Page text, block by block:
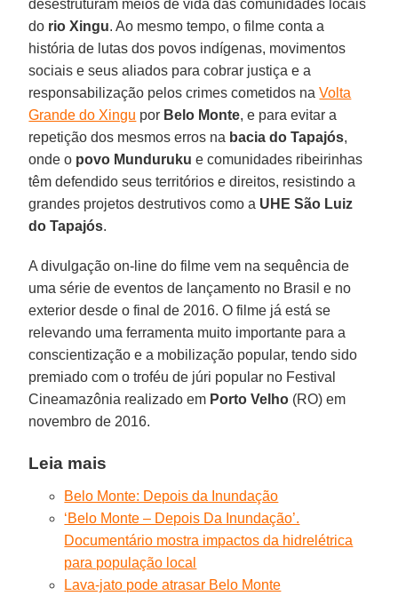
desestruturam meios de vida das comunidades locais
do rio Xingu. Ao mesmo tempo, o filme conta a
história de lutas dos povos indígenas, movimentos
sociais e seus aliados para cobrar justiça e a
responsabilização pelos crimes cometidos naVolta
Grande do Xingu por Belo Monte, e para evitar a
repetição dos mesmos erros na bacia do Tapajós,
onde o povo Munduruku e comunidades ribeirinhas
têm defendido seus territórios e direitos, resistindo a
grandes projetos destrutivos como a UHE São Luiz
do Tapajós.
A divulgação on-line do filme vem na sequência de
uma série de eventos de lançamento no Brasil e no
exterior desde o final de 2016. O filme já está se
relevando uma ferramenta muito importante para a
conscientização e a mobilização popular, tendo sido
premiado com o troféu de júri popular no Festival
Cineamazônia realizado em Porto Velho (RO) em
novembro de 2016.
Leia mais
Belo Monte: Depois da Inundação
‘Belo Monte – Depois Da Inundação’.
Documentário mostra impactos da hidrelétrica
para população local
Lava-jato pode atrasar Belo Monte